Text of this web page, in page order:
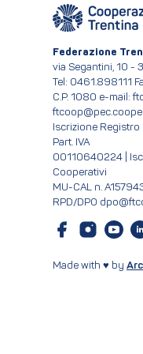
Federazione
via Segantini, 10 -
Tel: 0461.898111
C.P. 1080 e-mail:
Iscrizione Registro
Part. IVA
00110640224 |
Cooperativi
MU-CAL n.
RPD/DPO
Made with ♥ by